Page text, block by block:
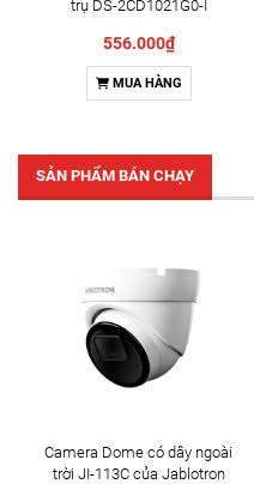
trụ DS-2CD1021G0-I
556.000₫
MUA HÀNG
SẢN PHẨM BÁN CHẠY
Camera Dome có dây ngoài
trời JI-113C của Jablotron